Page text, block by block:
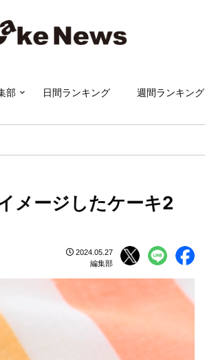
部 日間ランキング 週間ランキング
メージしたケーキ2
2024.05.27
編集部